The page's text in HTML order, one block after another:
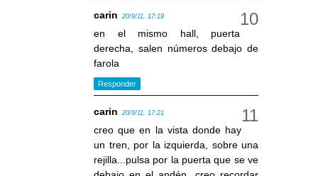
carin 20/9/11, 17:19
en el mismo hall, puerta
derecha, salen números debajo de
farola
Responder
carin 20/9/11, 17:21
creo que en la vista donde hay
un tren, por la izquierda, sobre una
rejilla...pulsa por la puerta que se ve